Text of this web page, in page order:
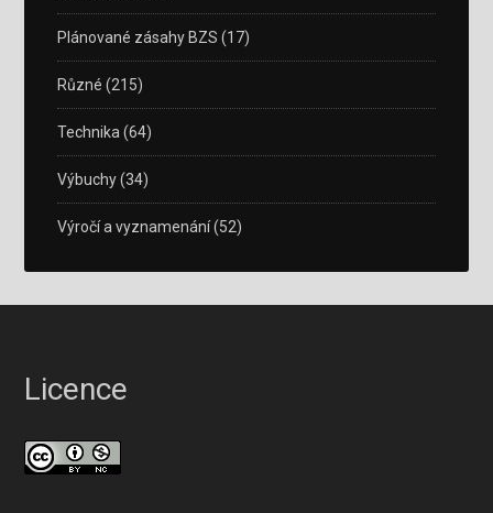
Plánované zásahy BZS (17)
Různé (215)
Technika (64)
Výbuchy(34)
Výročí a vyznamenání(52)
Licence